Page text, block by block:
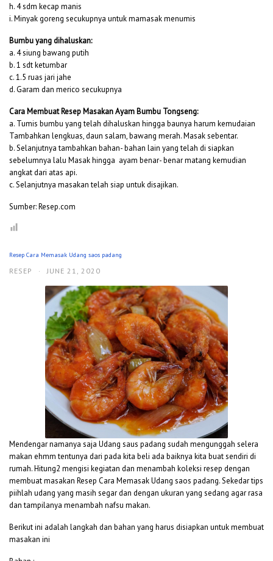
h. 4 sdm kecap manis
i. Minyak goreng secukupnya untuk mamasak menumis
Bumbu yang dihaluskan:
a. 4 siung bawang putih
b. 1 sdt ketumbar
c. 1.5 ruas jari jahe
d. Garam dan merico secukupnya
Cara Membuat Resep Masakan Ayam Bumbu Tongseng:
a. Tumis bumbu yang telah dihaluskan hingga baunya harum kemudaian
Tambahkan lengkuas, daun salam, bawang merah. Masak sebentar.
b. Selanjutnya tambahkan bahan- bahan lain yang telah di siapkan
sebelumnya lalu Masak hingga ayam benar- benar matang kemudian
angkat dari atas api.
c. Selanjutnya masakan telah siap untuk disajikan.
Sumber: Resep.com
Resep Cara Memasak Udang saos padang
RESEP · JUNE 21, 2020
Mendengar namanya saja Udang saus padang sudah mengunggah selera
makan ehmm tentunya dari pada kita beli ada baiknya kita buat sendiri di
rumah. Hitung2 mengisi kegiatan dan menambah koleksi resep dengan
membuat masakan Resep Cara Memasak Udang saos padang. Sekedar tips
piihlah udang yang masih segar dan dengan ukuran yang sedang agar rasa
dan tampilanya menambah nafsu makan.
Berikut ini adalah langkah dan bahan yang harus disiapkan untuk membuat
masakan ini